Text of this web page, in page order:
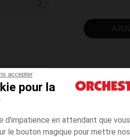
accepter
pour la
d'impatience en attendant que vous
le bouton magique pour mettre nos